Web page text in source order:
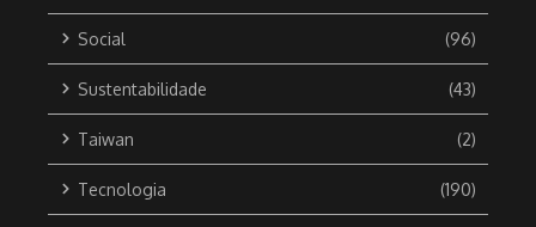
Social (96)
Sustentabilidade (43)
Taiwan (2)
Tecnologia (190)